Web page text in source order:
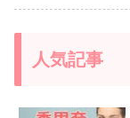
人気記事